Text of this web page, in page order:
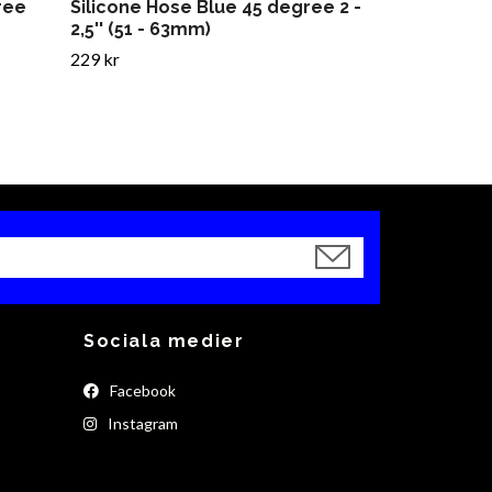
Silicone Hose Blue 45 degree 2 -
2,5'' (51 - 63mm)
229 kr
Sociala medier
Facebook
Instagram